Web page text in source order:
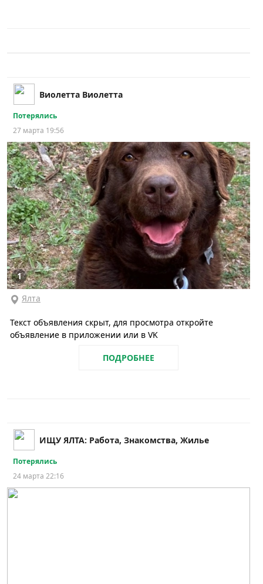
Виолетта Виолетта
Потерялись
27 марта 19:56
1
Ялта
Текст объявления скрыт, для просмотра откройте
объявление в приложении или в VK
ПОДРОБНЕЕ
ИЩУ ЯЛТА: Работа, Знакомства, Жилье
Потерялись
24 марта 22:16